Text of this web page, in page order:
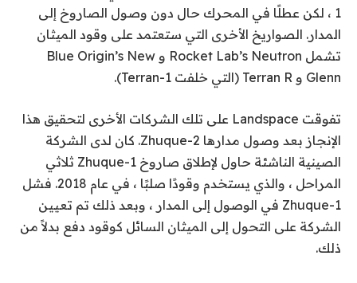
1 ، لكن عطلًا في المحرك حال دون وصول الصاروخ إلى
المدار. الصواريخ الأخرى التي ستعتمد على وقود الميثان
تشمل Rocket Lab’s Neutron و Blue Origin’s New
Glenn و Terran R (التي خلفت Terran-1).
تفوقت Landspace على تلك الشركات الأخرى لتحقيق هذا
الإنجاز بعد وصول مدارها Zhuque-2. كان لدى الشركة
الصينية الناشئة حاول
لإطلاق صاروخ Zhuque-1 ثلاثي
المراحل ، والذي يستخدم وقودًا صلبًا ، في عام 2018. فشل
Zhuque-1 في الوصول إلى المدار ، وبعد ذلك تم تعيين
الشركة على التحول إلى الميثان السائل كوقود دفع بدلاً من
ذلك.